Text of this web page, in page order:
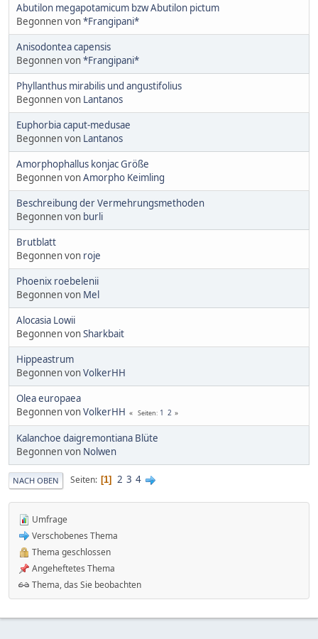
Abutilon megapotamicum bzw Abutilon pictum
Begonnen von*Frangipani*
Anisodontea capensis
Begonnen von*Frangipani*
Phyllanthus mirabilis und angustifolius
Begonnen von Lantanos
Euphorbia caput-medusae
Begonnen von Lantanos
Amorphophallus konjac Größe
Begonnen vonAmorpho Keimling
Beschreibung der Vermehrungsmethoden
Begonnen von burli
Brutblatt
Begonnen von roje
Phoenix roebelenii
Begonnen von Mel
Alocasia Lowii
Begonnen vonSharkbait
Hippeastrum
Begonnen vonVolkerHH
Olea europaea
Begonnen vonVolkerHH Seiten 1 2
Kalanchoe daigremontiana Blüte
Begonnen von Nolwen
NACH OBEN Seiten 1 2 3 4
Umfrage
Verschobenes Thema
Thema geschlossen
Angeheftetes Thema
Thema, das Sie beobachten